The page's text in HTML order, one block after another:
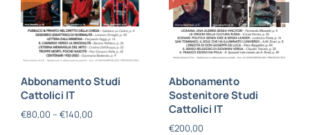
Abbonamento Studi
Cattolici IT
€80,00 – €140,00
Abbonamento
Sostenitore Studi
Cattolici IT
€200,00